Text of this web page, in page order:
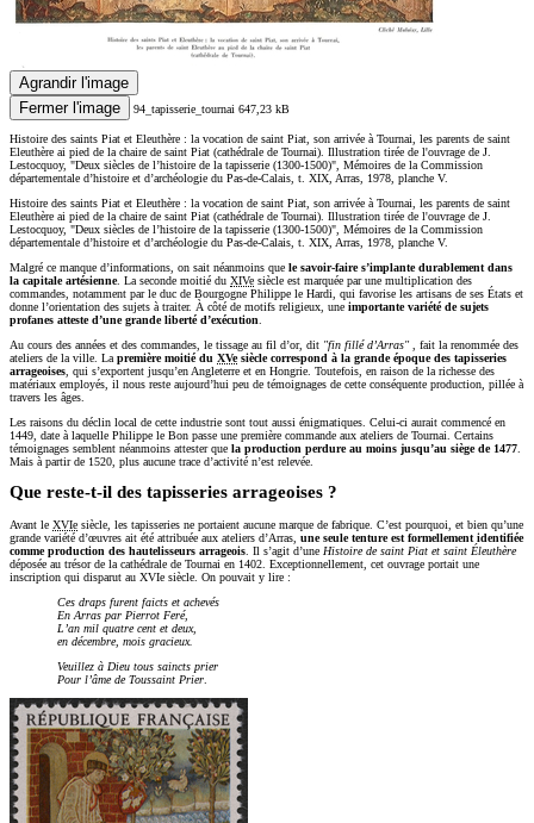
Agrandir l'image
Fermer l'image
94_tapisserie_tournai 647,23 kB
Histoire des saints Piat et Eleuthère : la vocation de saint Piat, son arrivée à Tournai, les parents de saint
Eleuthère ai pied de la chaire de saint Piat (cathédrale de Tournai). Illustration tirée de l'ouvrage de J.
Lestocquoy, "Deux siècles de l’histoire de la tapisserie (1300-1500)", Mémoires de la Commission
départementale d’histoire et d’archéologie du Pas-de-Calais, t. XIX, Arras, 1978, planche V.
Histoire des saints Piat et Eleuthère : la vocation de saint Piat, son arrivée à Tournai, les parents de saint
Eleuthère ai pied de la chaire de saint Piat (cathédrale de Tournai). Illustration tirée de l'ouvrage de J.
Lestocquoy, "Deux siècles de l’histoire de la tapisserie (1300-1500)", Mémoires de la Commission
départementale d’histoire et d’archéologie du Pas-de-Calais, t. XIX, Arras, 1978, planche V.
Malgré ce manque d’informations, on sait néanmoins que le savoir-faire s’implante durablement dans
la capitale artésienne. La seconde moitié du XIVe siècle est marquée par une multiplication des
commandes, notamment par le duc de Bourgogne Philippe le Hardi, qui favorise les artisans de ses États et
donne l’orientation des sujets à traiter. À côté de motifs religieux, une importante variété de sujets
profanes atteste d’une grande liberté d’exécution
Au cours des années et des commandes, le tissage au fil d’or, dit
fin fillé d’Arras
, fait la renommée des
ateliers de la ville. La première moitié du XVesiècle correspond à la grande époque des tapisseries
arrageoises , qui s’exportent jusqu’en Angleterre et en Hongrie. Toutefois, en raison de la richesse des
matériaux employés, il nous reste aujourd’hui peu de témoignages de cette conséquente production, pillée à
travers les âges.
Les raisons du déclin local de cette industrie sont tout aussi énigmatiques. Celui-ci aurait commencé en
1449, date à laquelle Philippe le Bon passe une première commande aux ateliers de Tournai. Certains
témoignages semblent néanmoins attester que la production perdure au moins jusqu’au siège de 1477
Mais à partir de 1520, plus aucune trace d’activité n’est relevée.
Que reste-t-il des tapisseries arrageoises ?
Avant le XVIe siècle, les tapisseries ne portaient aucune marque de fabrique. C’est pourquoi, et bien qu’une
grande variété d’œuvres ait été attribuée aux ateliers d’Arras, une seule tenture est formellement identifiée
comme production des hautelisseurs arrageois . Il s’agit d’une Histoire de saint Piat et saint Éleuthère
déposée au trésor de la cathédrale de Tournai en 1402. Exceptionnellement, cet ouvrage portait une
inscription qui disparut au XVIe siècle. On pouvait y lire :
Ces draps furent faicts et achevés
En Arras par Pierrot Feré,
L’an mil quatre cent et deux,
en décembre, mois gracieux.
Veuillez à Dieu tous saincts prier
Pour l’âme de Toussaint Prier